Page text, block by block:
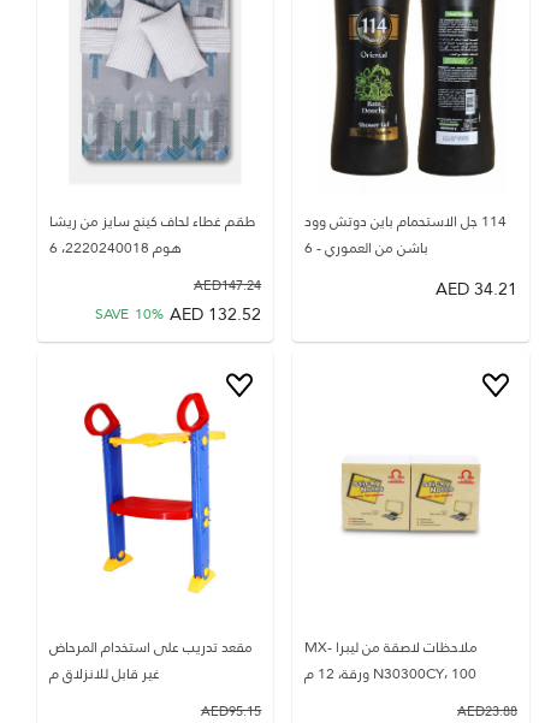
114 جل الاستحمام باين دوتش وود
باشن من العموري - 6
34.21
AED
طقم غطاء لحاف كينج سايز من ريشا
هوم 2220240018، 6
147.24
AED
132.52
AED
SAVE 10%
ملاحظات لاصقة من ليبرا MX-
N30300CY، 100 ورقة، 12 م
23.88
AED
مقعد تدريب على استخدام المرحاض
غير قابل للانزلاق م
95.15
AED